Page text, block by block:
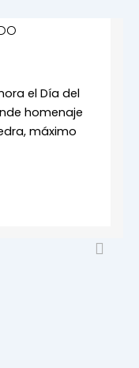
EN EL
el Día del
homenaje
máximo